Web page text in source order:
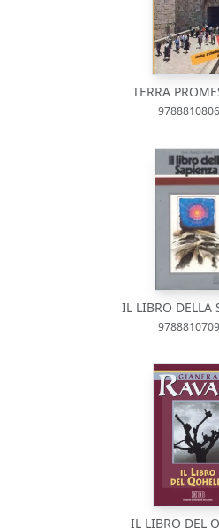
TERRA
IL LIBRO DELLA
IL LIBRO DEL